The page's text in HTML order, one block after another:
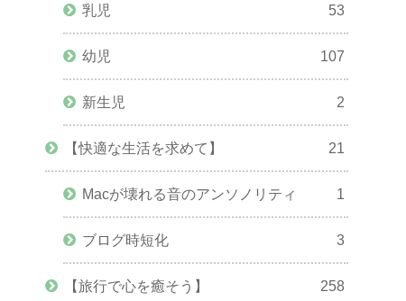
乳児 53
幼児 107
新生児 2
【快適な生活を求めて】 21
Macが壊れる音のアンソノリティ 1
ブログ時短化 3
【旅行で心を癒そう】 258